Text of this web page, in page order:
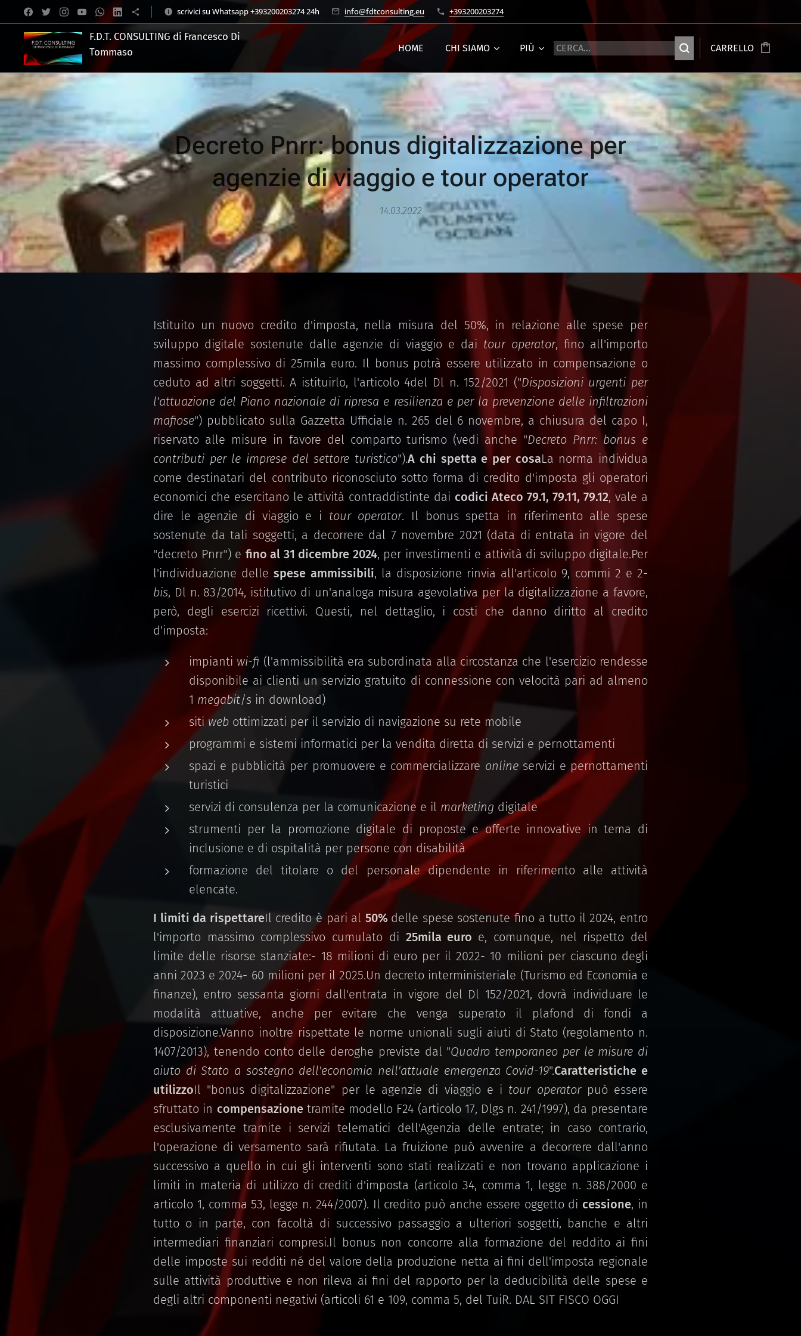
scrivici su Whatsapp +393200203274 24h info@fdtconsulting.eu +393200203274
F.D.T. CONSULTING di Francesco Di
Tommaso
.
HOME CHI SIAMO PIÙ CARRELLO
Decreto Pnrr: bonus digitalizzazione per
agenzie di viaggio e tour operator
14.03.2022
Istituito un nuovo credito d'imposta, nella misura del 50%, in relazione alle spese per
sviluppo digitale sostenute dalle agenzie di viaggio e dai tour operator, fino all'importo
massimo complessivo di 25mila euro. Il bonus potrà essere utilizzato in compensazione o
ceduto ad altri soggetti. A istituirlo, l'articolo 4del Dl n. 152/2021 ("Disposizioni urgenti per
l'attuazione del Piano nazionale di ripresa e resilienza e per la prevenzione delle infiltrazioni
mafiose") pubblicato sulla Gazzetta Ufficiale n. 265 del 6 novembre, a chiusura del capo I,
riservato alle misure in favore del comparto turismo (vedi anche "Decreto Pnrr: bonus e
contributi per le imprese del settore turistico").A chi spetta e per cosaLa norma individua
come destinatari del contributo riconosciuto sotto forma di credito d'imposta gli operatori
economici che esercitano le attività contraddistinte dai codici Ateco 79.1, 79.11, 79.12, vale a
dire le agenzie di viaggio e i tour operator. Il bonus spetta in riferimento alle spese
sostenute da tali soggetti, a decorrere dal 7 novembre 2021 (data di entrata in vigore del
"decreto Pnrr") e fino al 31 dicembre 2024, per investimenti e attività di sviluppo digitale.Per
l'individuazione dellespese ammissibili, la disposizione rinvia all'articolo 9, commi 2 e 2-
bis, Dl n. 83/2014, istitutivo di un'analoga misura agevolativa per la digitalizzazione a favore,
però, degli esercizi ricettivi. Questi, nel dettaglio, i costi che danno diritto al credito
d'imposta:
impianti wi-fi (l'ammissibilità era subordinata alla circostanza che l'esercizio rendesse
disponibile ai clienti un servizio gratuito di connessione con velocità pari ad almeno
1 megabit/s in download)
sitiweb ottimizzati per il servizio di navigazione su rete mobile
programmi e sistemi informatici per la vendita diretta di servizi e pernottamenti
spazi e pubblicità per promuovere e commercializzare onlineservizi e pernottamenti
turistici
servizi di consulenza per la comunicazione e il marketing digitale
strumenti per la promozione digitale di proposte e offerte innovative in tema di
inclusione e di ospitalità per persone con disabilità
formazione del titolare o del personale dipendente in riferimento alle attività
elencate.
I limiti da rispettareIl credito è pari al 50% delle spese sostenute fino a tutto il 2024, entro
l'importo massimo complessivo cumulato di 25mila euro e, comunque, nel rispetto del
limite delle risorse stanziate:- 18 milioni di euro per il 2022- 10 milioni per ciascuno degli
anni 2023 e 2024- 60 milioni per il 2025.Un decreto interministeriale (Turismo ed Economia e
finanze), entro sessanta giorni dall'entrata in vigore del Dl 152/2021, dovrà individuare le
modalità attuative, anche per evitare che venga superato il plafond di fondi a
disposizione.Vanno inoltre rispettate le norme unionali sugli aiuti di Stato (regolamento n.
1407/2013), tenendo conto delle deroghe previste dal "Quadro temporaneo per le misure di
aiuto di Stato a sostegno dell'economia nell'attuale emergenza Covid-19".Caratteristiche e
utilizzoIl "bonus digitalizzazione" per le agenzie di viaggio e i tour operatorpuò essere
sfruttato in compensazionetramite modello F24 (articolo 17, Dlgs n. 241/1997), da presentare
esclusivamente tramite i servizi telematici dell'Agenzia delle entrate; in caso contrario,
l'operazione di versamento sarà rifiutata. La fruizione può avvenire a decorrere dall'anno
successivo a quello in cui gli interventi sono stati realizzati e non trovano applicazione i
limiti in materia di utilizzo di crediti d'imposta (articolo 34, comma 1, legge n. 388/2000 e
articolo 1, comma 53, legge n. 244/2007). Il credito può anche essere oggetto di cessione, in
tutto o in parte, con facoltà di successivo passaggio a ulteriori soggetti, banche e altri
intermediari finanziari compresi.Il bonus non concorre alla formazione del reddito ai fini
delle imposte sui redditi né del valore della produzione netta ai fini dell'imposta regionale
sulle attività produttive e non rileva ai fini del rapporto per la deducibilità delle spese e
degli altri componenti negativi (articoli 61 e 109, comma 5, del TuiR. DAL SIT FISCO OGGI